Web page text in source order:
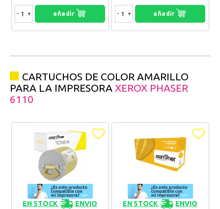
- + añadir - + añadir
CARTUCHOS DE COLOR AMARILLO
PARA LA IMPRESORA XEROX PHASER
6110
EN STOCK
ENVIO
EN STOCK
ENVIO